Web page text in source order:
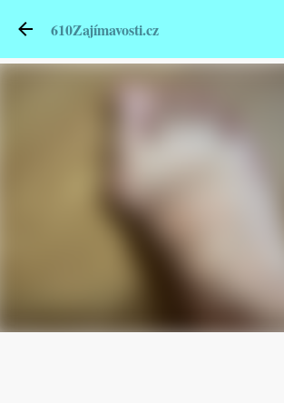
Přeskočit na hlavní obsah
610Zajímavosti.cz